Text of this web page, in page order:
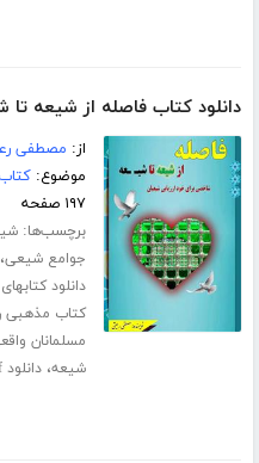
دانلود کتاب فاصله از شیعه تا
از: مصطفی
موضوع:
۱۹۷ صفحه
برچسب‌ها:
جوامع شیعی
دانلود
کتاب مذهبی
مسلمانان
شیعه،دانلود pdf کتاب فاصله از شیعه تا شیعه